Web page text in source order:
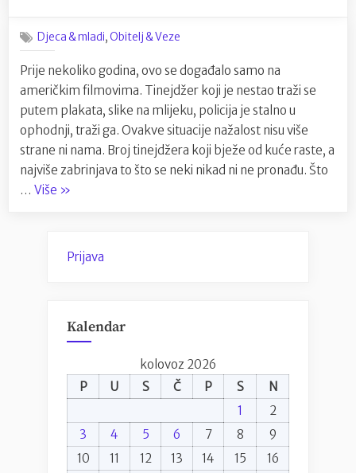
Djeca & mladi,Obitelj & Veze
Prije nekoliko godina, ovo se događalo samo na
američkim filmovima. Tinejdžer koji je nestao traži se
putem plakata, slike na mlijeku, policija je stalno u
ophodnji, traži ga. Ovakve situacije nažalost nisu više
strane ni nama. Broj tinejdžera koji bježe od kuće raste, a
najviše zabrinjava to što se neki nikad ni ne pronađu. Što
… Više “Upomoć,
pobjegao
»
Prijava
Kalendar
kolovoz 2026
P
U S Č P S
N
1
2
3
4 5 6 7 8
9
10
11 12 13 14 15
16